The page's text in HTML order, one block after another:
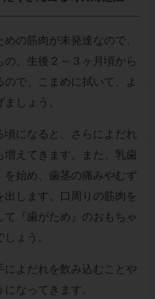
の筋肉が未発達なので、
。生後２～３ヶ月頃から
で、こまめに拭いて、よ
しょう。
頃になると、さらによだれ
えてきます。また、乳歯
始め、歯茎の痛みやむず
します。口周りの筋肉を
『歯がため』のおもちゃ
ょう。
よだれを飲み込むことや
なってきます。